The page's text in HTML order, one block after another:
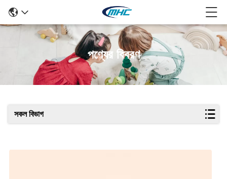
পণ্যের বিবরণ
সকল বিভাগ